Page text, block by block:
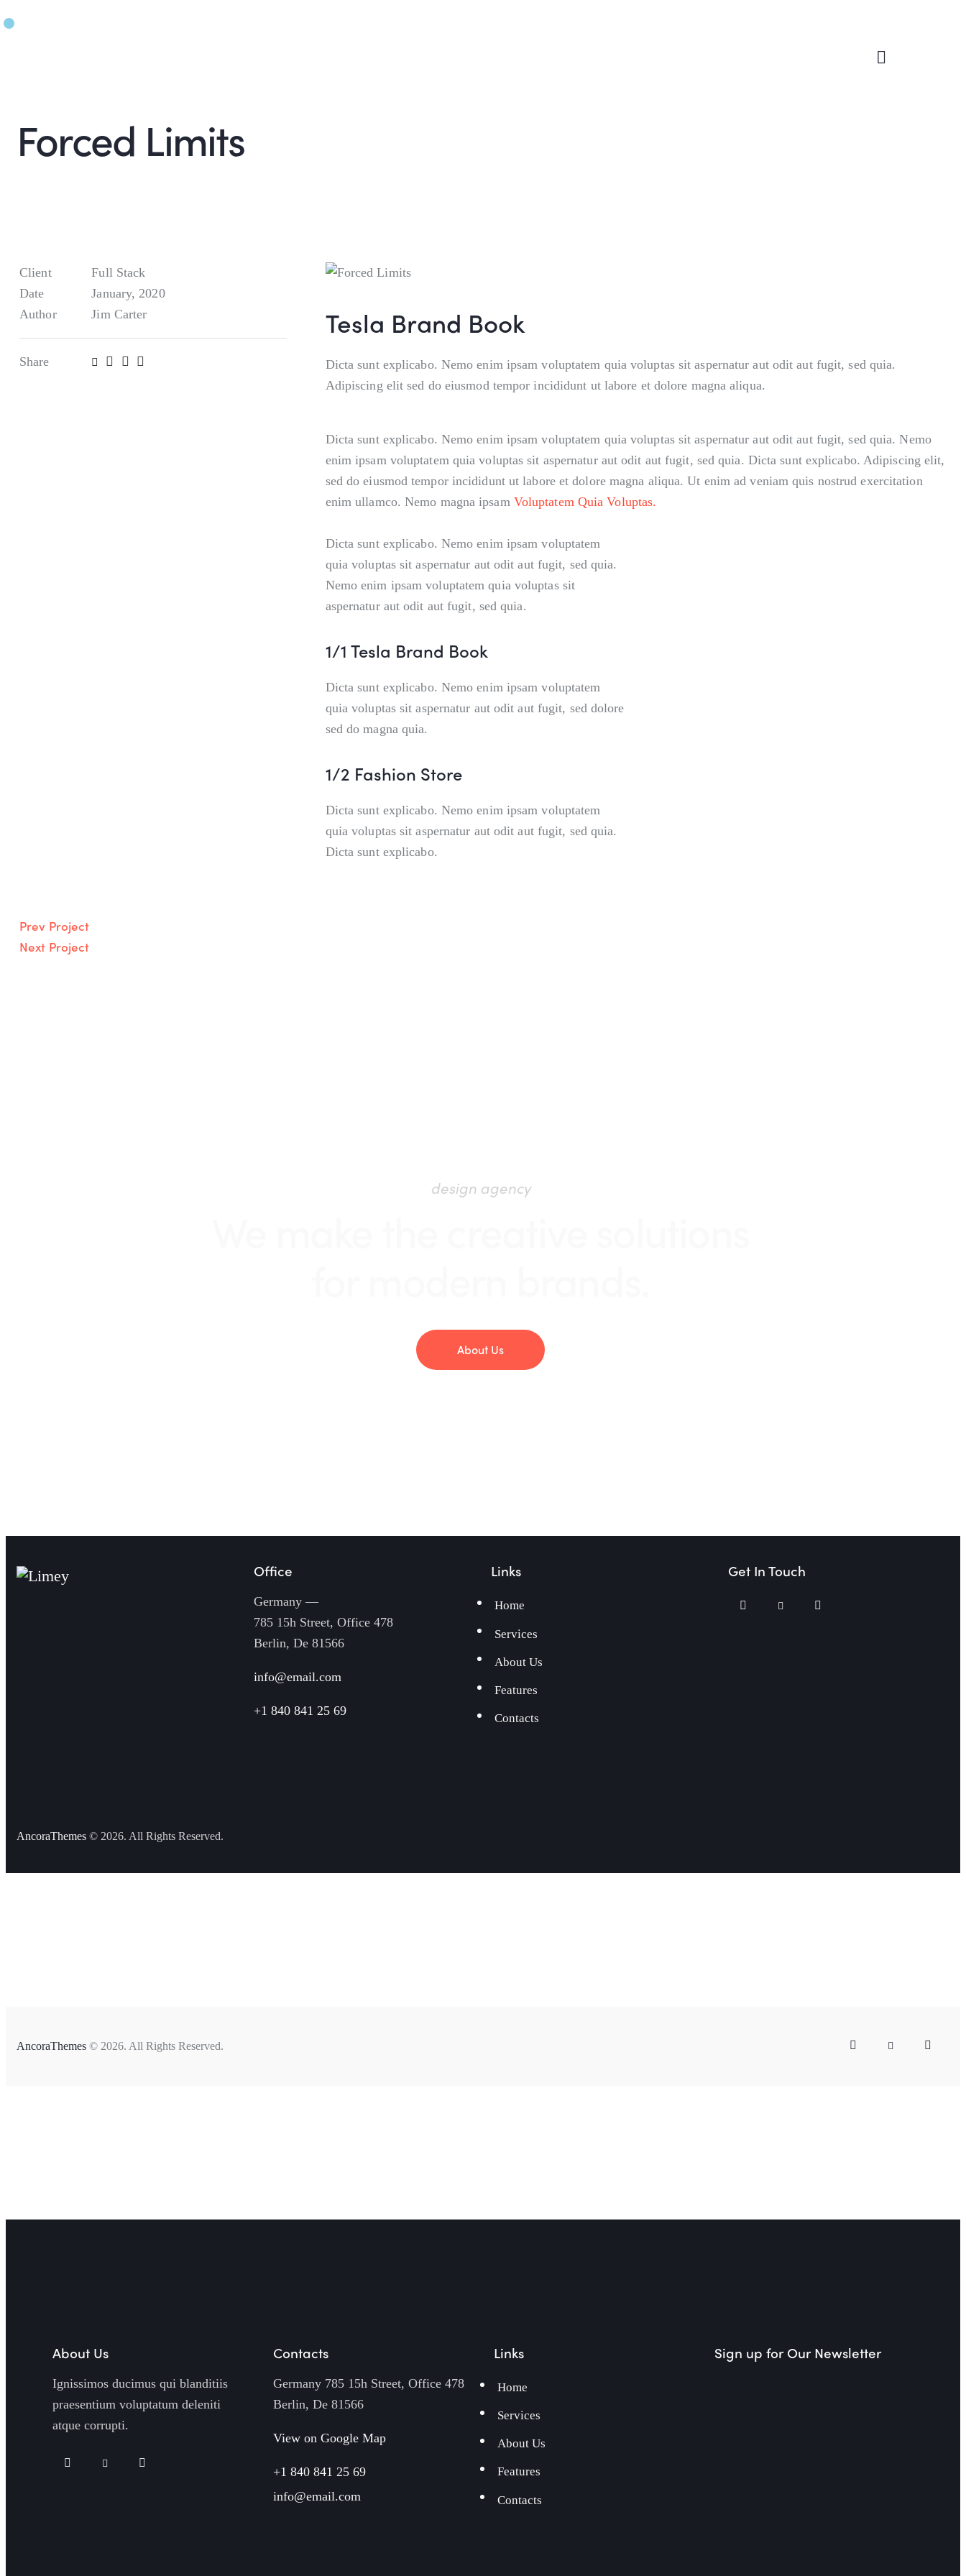
Forced Limits
Client
Full Stack
Date
January, 2020
Author
Jim Carter
Share
Tesla Brand Book
Dicta sunt explicabo. Nemo enim ipsam voluptatem quia voluptas sit aspernatur aut odit aut fugit, sed quia.
Adipiscing elit sed do eiusmod tempor incididunt ut labore et dolore magna aliqua.
Dicta sunt explicabo. Nemo enim ipsam voluptatem quia voluptas sit aspernatur aut odit aut fugit, sed quia. Nemo
enim ipsam voluptatem quia voluptas sit aspernatur aut odit aut fugit, sed quia. Dicta sunt explicabo. Adipiscing elit,
sed do eiusmod tempor incididunt ut labore et dolore magna aliqua. Ut enim ad veniam quis nostrud exercitation
enim ullamco. Nemo magna ipsam Voluptatem Quia Voluptas.
Dicta sunt explicabo. Nemo enim ipsam voluptatem
quia voluptas sit aspernatur aut odit aut fugit, sed quia.
Nemo enim ipsam voluptatem quia voluptas sit
aspernatur aut odit aut fugit, sed quia.
1/1 Tesla Brand Book
Dicta sunt explicabo. Nemo enim ipsam voluptatem
quia voluptas sit aspernatur aut odit aut fugit, sed dolore
sed do magna quia.
1/2 Fashion Store
Dicta sunt explicabo. Nemo enim ipsam voluptatem
quia voluptas sit aspernatur aut odit aut fugit, sed quia.
Dicta sunt explicabo.
Prev Project
Next Project
design agency
About Us
Office
Germany —
785 15h Street, Office 478
Berlin, De 81566
info@email.com
+1 840 841 25 69
Links
Home
Services
About Us
Features
Contacts
Get In Touch
AncoraThemes © 2026. All Rights Reserved.
AncoraThemes © 2026. All Rights Reserved.
About Us
Ignissimos ducimus qui blanditiis
praesentium voluptatum deleniti
atque corrupti.
Contacts
Germany 785 15h Street, Office 478
Berlin, De 81566
View on Google Map
+1 840 841 25 69
info@email.com
Links
Home
Services
About Us
Features
Contacts
Sign up for Our Newsletter